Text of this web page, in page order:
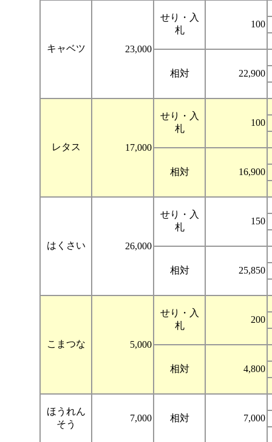
キャベツ 23,000
せり・入
札
100
相対 22,900
レタス 17,000
せり・入
札
100
相対 16,900
はくさい 26,000
せり・入
札
150
相対 25,850
こまつな 5,000
せり・入
札
200
相対 4,800
ほうれん
そう
7,000 相対 7,000